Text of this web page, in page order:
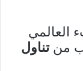
العالمي
منتناول